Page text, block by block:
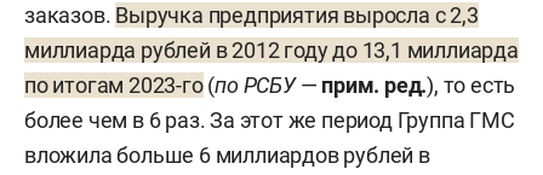
заказов. Выручка предприятия выросла с 2,3
миллиарда рублей в 2012 году до 13,1 миллиарда
по итогам 2023-го(по РСБУ— прим. ред.), то есть
более чем в 6 раз. За этот же период Группа ГМС
вложила больше 6 миллиардов рублей в